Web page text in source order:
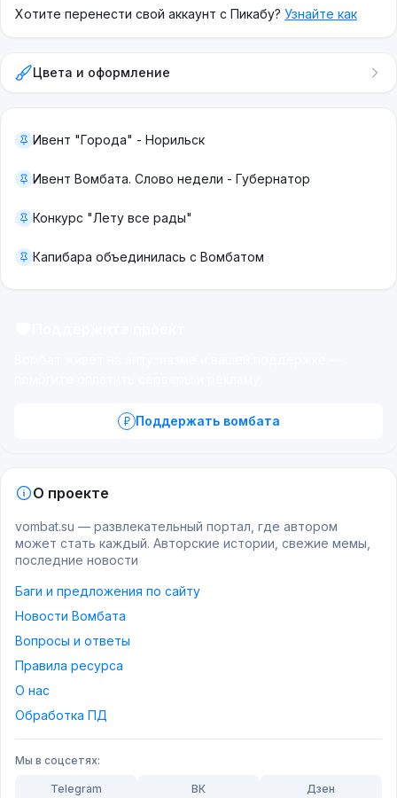
Хотите перенести свой аккаунт с Пикабу? Узнайте как
Цвета и оформление
Ивент "Города" - Норильск
Ивент Вомбата. Слово недели - Губернатор
Конкурс "Лету все рады"
Капибара объединилась с Вомбатом
Поддержать вомбата
О проекте
vombat.su — развлекательный портал, где автором
может стать каждый. Авторские истории, свежие мемы,
последние новости
Баги и предложения по сайту
Новости Вомбата
Вопросы и ответы
Правила ресурса
О нас
Обработка ПД
Мы в соцсетях:
Telegram ВК Дзен